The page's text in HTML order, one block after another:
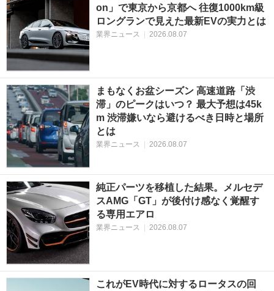
on」で東京から京都へ 往復1000km級
ロングランで見えた最新EVの実力とは
業界ニュース | 2026.08.07
まもなくお盆シーズン 高速道路「渋
滞」のピークはいつ？ 最大予想は45k
m 渋滞嫌いなら避けるべき日時と場所
とは
業界ニュース | 2026.08.07
純正パーツを移植した結果。メルセデ
スAMG「GT」が後付け感なく覚醒す
る専用エアロ
業界ニュース | 2026.08.07
これがEV時代に対するロータスの回